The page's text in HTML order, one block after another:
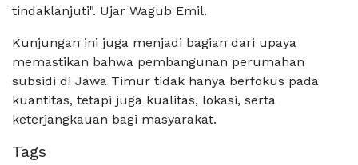
tindaklanjuti". Ujar Wagub Emil.
Kunjungan ini juga menjadi bagian dari upaya
memastikan bahwa pembangunan perumahan
subsidi di Jawa Timur tidak hanya berfokus pada
kuantitas, tetapi juga kualitas, lokasi, serta
keterjangkauan bagi masyarakat.
Tags